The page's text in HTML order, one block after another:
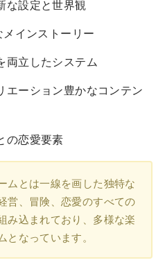
な設定と世界観
インストーリー
両立したシステム
エーション豊かなコンテン
の恋愛要素
ムとは一線を画した独特な
営、冒険、恋愛のすべての
み込まれており、多様な楽
となっています。